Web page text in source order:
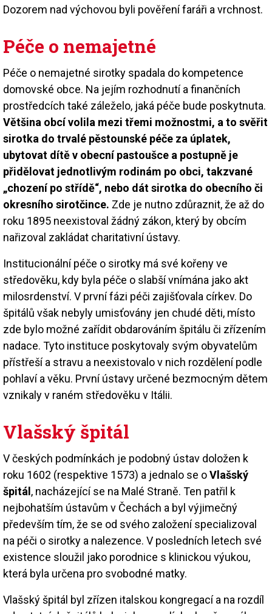
Dozorem nad výchovou byli pověření faráři a vrchnost.
Péče o nemajetné
Péče o nemajetné sirotky spadala do kompetence
domovské obce. Na jejím rozhodnutí a finančních
prostředcích také záleželo, jaká péče bude poskytnuta.
Většina obcí volila mezi třemi možnostmi, a to svěřit
sirotka do trvalé pěstounské péče za úplatek,
ubytovat dítě v obecní pastoušce a postupně je
přidělovat jednotlivým rodinám po obci, takzvané
„chození po střídě“, nebo dát sirotka do obecního či
okresního sirotčince. Zde je nutno zdůraznit, že až do
roku 1895 neexistoval žádný zákon, který by obcím
nařizoval zakládat charitativní ústavy.
Institucionální péče o sirotky má své kořeny ve
středověku, kdy byla péče o slabší vnímána jako akt
milosrdenství. V první fázi péči zajišťovala církev. Do
špitálů však nebyly umisťovány jen chudé děti, místo
zde bylo možné zařídit obdarováním špitálu či zřízením
nadace. Tyto instituce poskytovaly svým obyvatelům
přístřeší a stravu a neexistovalo v nich rozdělení podle
pohlaví a věku. První ústavy určené bezmocným dětem
vznikaly v raném středověku v Itálii.
Vlašský špitál
V českých podmínkách je podobný ústav doložen k
roku 1602 (respektive 1573) a jednalo se oVlašský
špitál, nacházející se na Malé Straně. Ten patřil k
nejbohatším ústavům v Čechách a byl výjimečný
především tím, že se od svého založení specializoval
na péči o sirotky a nalezence. V posledních letech své
existence sloužil jako porodnice s klinickou výukou,
která byla určena pro svobodné matky.
Vlašský špitál byl zřízen italskou kongregací a na rozdíl